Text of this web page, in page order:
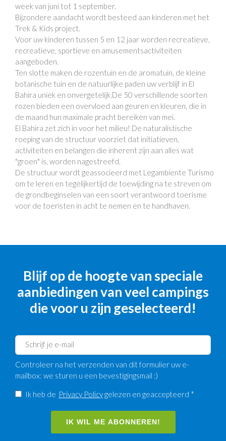
week van juni tot 1 september.
Bijzondere aandacht wordt besteed aan kinderen met het
Trek & Kids project.
Voor uw kinderen tussen 5 en 12 jaar worden recreatieve,
recreatieve, sportieve en amusementsactiviteiten
aangeboden.
Ten slotte maken de rozentuin en de aromatuin, de kleine
botanische tuin en de natuurlijke paden uw verblijf in El
Bahira uniek en onvergetelijk.De 50 verschillende soorten
rozen bieden een overvloed aan geuren en kleuren, die in
de maand hun maximale pracht bereiken van mei.
El Bahira zet zich in voor het milieu! De naturalistische
roeping van de structuur voorziet dat initiatieven,
activiteiten en belangen die inherent zijn aan alles wat
"groen" is, worden nagestreefd.
De structuur wordt geassocieerd met Legambiente Turismo
om te leren en tegelijkertijd de toewijding na te streven om
de grondbeginselen van een soort verantwoord toerisme
voor de toeristen in acht te nemen en te handhaven.
Blijf op de hoogte van speciale
aanbiedingen van veel campings
die voor u zijn geselecteerd!
Controleer na het verzenden van dit formulier uw e-
mailbox: we sturen u een bevestigingsmail :)
Ik heb de Privacy Policygelezen en geaccepteerd *
IK WIL ME ABONNEREN!